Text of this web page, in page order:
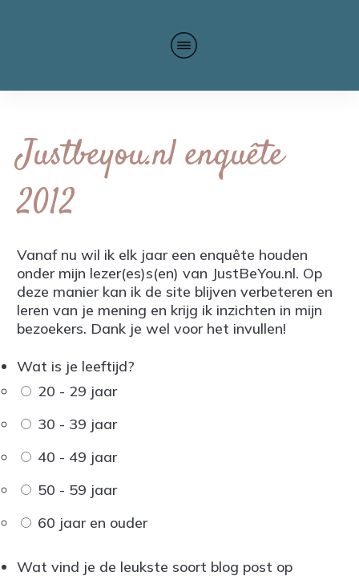
Justbeyou.nl enquête
2012
Vanaf nu wil ik elk jaar een enquête houden
onder mijn lezer(es)s(en) van JustBeYou.nl. Op
deze manier kan ik de site blijven verbeteren en
leren van je mening en krijg ik inzichten in mijn
bezoekers. Dank je wel voor het invullen!
Wat is je leeftijd?
20 - 29 jaar
30 - 39 jaar
40 - 49 jaar
50 - 59 jaar
60 jaar en ouder
Wat vind je de leukste soort blog post op